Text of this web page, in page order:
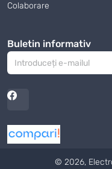
Colaborare
Buletin informativ
© 2026,